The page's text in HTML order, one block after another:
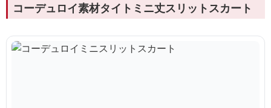
コーデュロイ素材タイトミニ丈スリットスカート